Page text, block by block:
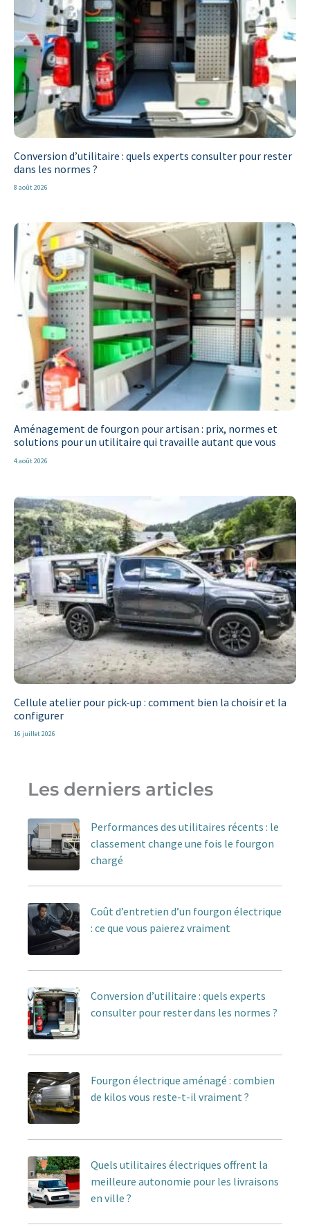
Conversion d’utilitaire : quels experts consulter pour rester
dans les normes ?
8 août 2026
Aménagement de fourgon pour artisan : prix, normes et
solutions pour un utilitaire qui travaille autant que vous
4 août 2026
Cellule atelier pour pick-up : comment bien la choisir et la
configurer
16 juillet 2026
Les derniers articles
Performances des utilitaires récents : le
classement change une fois le fourgon
chargé
Coût d’entretien d’un fourgon électrique
: ce que vous paierez vraiment
Conversion d’utilitaire : quels experts
consulter pour rester dans les normes ?
Fourgon électrique aménagé : combien
de kilos vous reste-t-il vraiment ?
Quels utilitaires électriques offrent la
meilleure autonomie pour les livraisons
en ville ?